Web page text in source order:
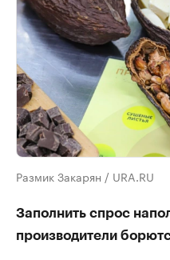
Размик Закарян / URA.RU
Заполнить спрос
производители